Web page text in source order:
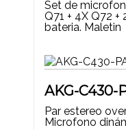
Set de
Q71 + 4X Q72 +
bateria. Maletin
AKG-C430-
Par estereo
Microfono